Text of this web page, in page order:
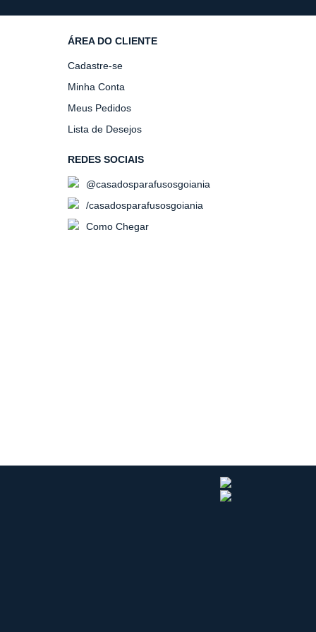
ÁREA DO CLIENTE
Cadastre-se
Minha Conta
Meus Pedidos
Lista de Desejos
REDES SOCIAIS
@casadosparafusosgoiania
/casadosparafusosgoiania
Como Chegar